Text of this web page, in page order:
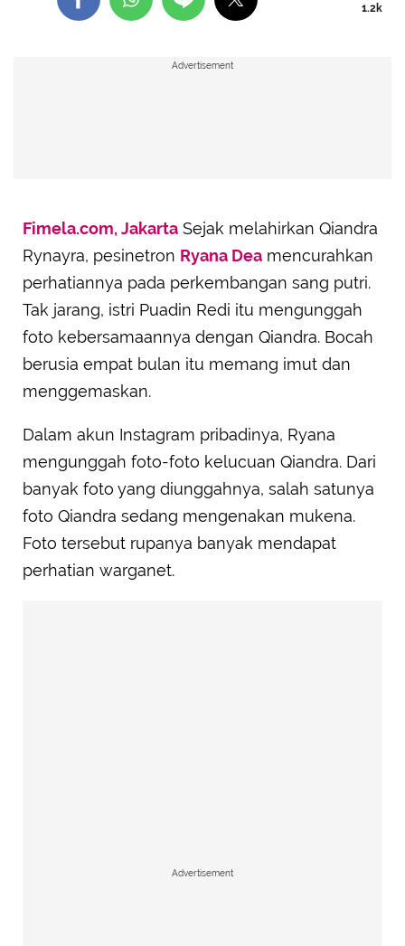
1.2k
Advertisement
Fimela.com, Jakarta Sejak melahirkan Qiandra
Rynayra, pesinetron Ryana Dea mencurahkan
perhatiannya pada perkembangan sang putri.
Tak jarang, istri Puadin Redi itu mengunggah
foto kebersamaannya dengan Qiandra. Bocah
berusia empat bulan itu memang imut dan
menggemaskan.
Dalam akun Instagram pribadinya, Ryana
mengunggah foto-foto kelucuan Qiandra. Dari
banyak foto yang diunggahnya, salah satunya
foto Qiandra sedang mengenakan mukena.
Foto tersebut rupanya banyak mendapat
perhatian warganet.
Advertisement